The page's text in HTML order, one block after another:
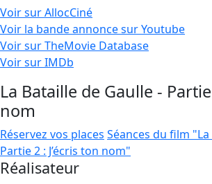
Voir sur AllocCiné
Voir la bande annonce sur Youtube
Voir sur TheMovie Database
Voir sur IMDb
La Bataille de Gaulle - Partie
nom
Réservez vos places Séances du film
Partie 2 : J’écris ton nom"
Réalisateur